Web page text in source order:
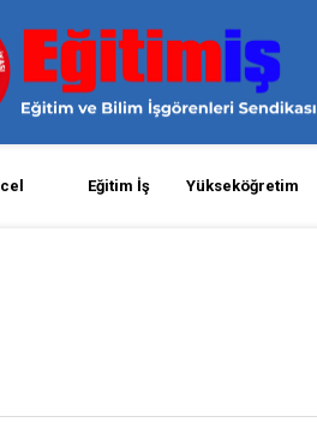
Eğitim İş Yükseköğretim